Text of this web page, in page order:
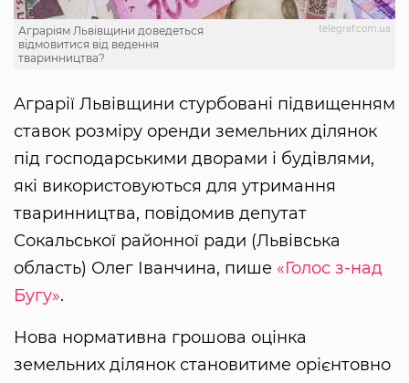
telegraf.com.ua
Аграріям Львівщини доведеться
відмовитися від ведення
тваринництва?
Аграрії Львівщини стурбовані підвищенням
ставок розміру оренди земельних ділянок
під господарськими дворами і будівлями,
які використовуються для утримання
тваринництва, повідомив депутат
Сокальської районної ради (Львівська
область) Олег Іванчина, пише «Голос з-над
Бугу».
Нова нормативна грошова оцінка
земельних ділянок становитиме орієнтовно